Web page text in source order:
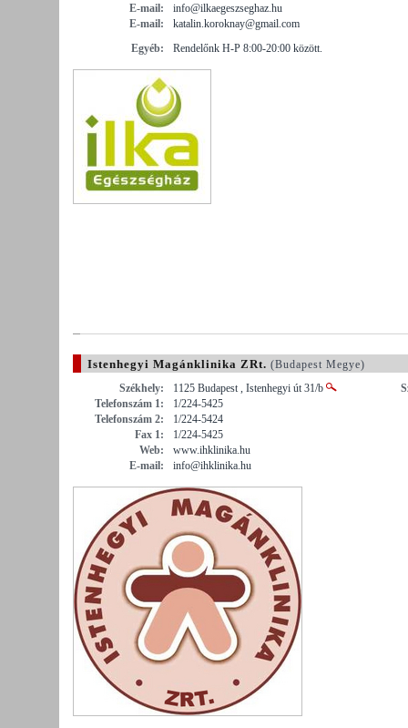
E-mail:
info@ilkaegeszseghaz.hu
E-mail:
katalin.koroknay@gmail.com
Egyéb:
Rendelőnk H-P 8:00-20:00 között.
Istenhegyi Magánklinika ZRt. (Budapest Megye)
Székhely:
1125 Budapest , Istenhegyi út 31/b
Telefonszám 1:
1/224-5425
Telefonszám 2:
1/224-5424
Fax 1:
1/224-5425
Web:
www.ihklinika.hu
E-mail:
info@ihklinika.hu